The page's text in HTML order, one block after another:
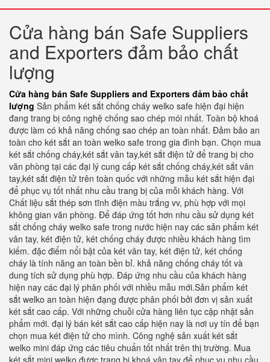
Cửa hàng bán Safe Suppliers
and Exporters đảm bảo chất
lượng
Cửa hàng bán Safe Suppliers and Exporters đảm bảo chất
lượng Sản phẩm két sắt chống cháy welko safe hiện đại hiện
đang trang bị công nghệ chống sao chép mói nhất. Toàn bộ khoá
được làm có khả năng chống sao chép an toàn nhất. Đảm bảo an
toàn cho két sắt an toàn welko safe trong gia đình bạn. Chọn mua
két sắt chống cháy,két sắt vân tay,két sắt điện tử để trang bị cho
văn phòng tại các đại lý cung cấp két sắt chống cháy,két sắt vân
tay,két sắt điện tử trên toàn quốc với những mẫu két sắt hiện đại
để phục vụ tốt nhất nhu cầu trang bị của mỗi khách hàng. Với
Chất liệu sắt thép sơn tĩnh điện màu trắng vv, phù hợp với mọi
không gian văn phòng. Để đáp ứng tốt hơn nhu cầu sử dụng két
sắt chống cháy welko safe trong nước hiện nay các sản phẩm két
vân tay, két điện tử, két chống cháy được nhiều khách hàng tìm
kiếm. đặc điểm nổi bật của két vân tay, két điện tử, két chống
cháy là tính năng an toàn bền bỉ. khả năng chống cháy tốt và
dung tích sử dụng phù hợp. Đáp ứng nhu cầu của khách hàng
hiện nay các đại lý phân phối với nhiều mẫu mới.Sản phẩm két
sắt welko an toàn hiện đạng được phân phối bởi đơn vị sản xuất
két sắt cao cấp. Với những chuỗi cửa hàng liên tục cập nhật sản
phẩm mới. đại lý bán két sắt cao cấp hiện nay là nơi uy tín để bạn
chọn mua két điện tử cho mình. Công nghệ sản xuất két sắt
welko mini đáp ứng các tiêu chuẩn tốt nhất trên thị trường. Mua
két sắt mini welko được trang bị khoá vân tay để phục vụ nhu cầu